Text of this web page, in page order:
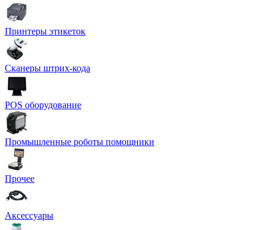
Принтеры этикеток
Сканеры штрих-кода
POS оборудование
Промышленные роботы помощники
Прочее
Аксессуары